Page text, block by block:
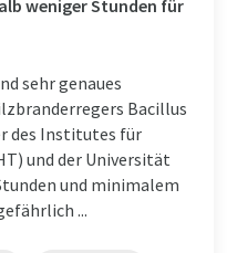
weniger Stunden für
sehr genaues
Bacillus
des Institutes für
und der Universität
und minimalem
...